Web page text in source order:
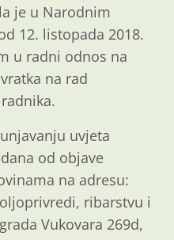
je u Narodnim
12. listopada 2018.
u radni odnos na
na rad
uvjeta
od objave
na adresu:
ribarstvu i
Vukovara 269d,